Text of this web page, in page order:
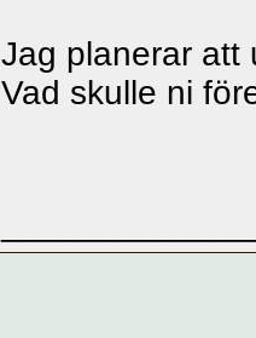
Jag planerar att
Vad skulle ni